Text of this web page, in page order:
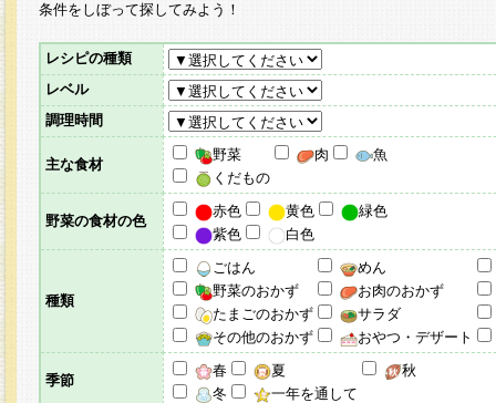
条件をしぼって探してみよう！
レシピの種類
レベル
調理時間
主な食材
野菜 肉
魚
くだもの
野菜の食材の色
赤色 黄色
緑色
紫色
白色
種類
ごはん
めん
野菜のおかず
お肉のおかず
たまごのおかず
サラダ
その他のおかず
おやつ・デザート
季節
春 夏
秋
冬
一年を通して